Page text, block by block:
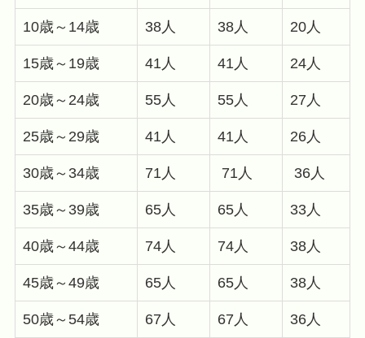
10歳～14歳 38人 38人 20人
15歳～19歳 41人 41人 24人
20歳～24歳 55人 55人 27人
25歳～29歳 41人 41人 26人
30歳～34歳 71人 71人 36人
35歳～39歳 65人 65人 33人
40歳～44歳 74人 74人 38人
45歳～49歳 65人 65人 38人
50歳～54歳 67人 67人 36人